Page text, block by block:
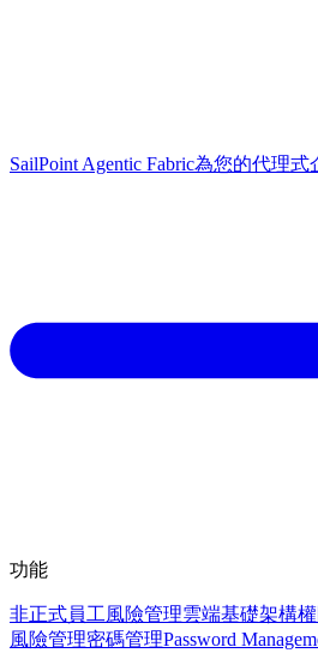
SailPoint Agentic Fabric為您的代理式
功能
非正式員工風險管理雲端基礎架構
風險管理密碼管理Password